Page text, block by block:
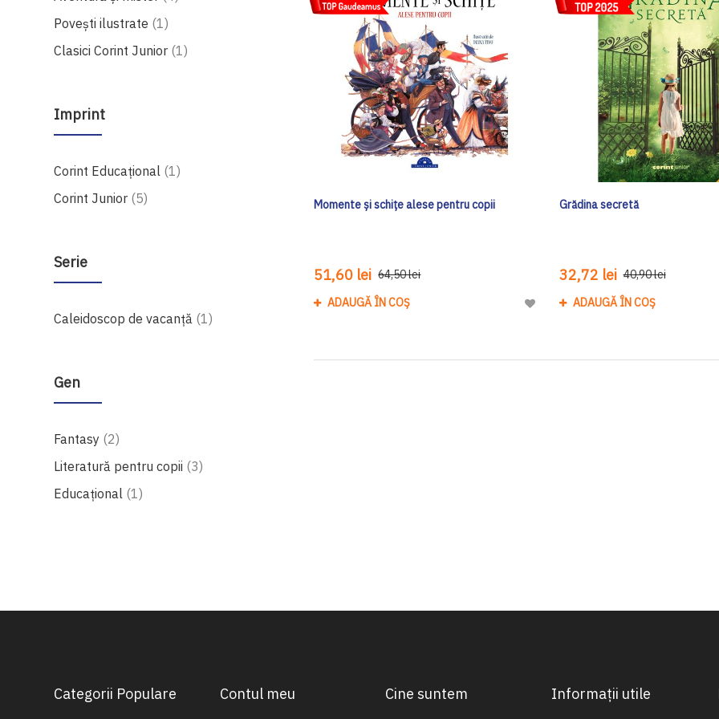
Povești ilustrate 1produs
Clasici Corint Junior 1produs
Imprint
Corint Educaţional 1produs
Corint Junior 5produse
Serie
Caleidoscop de vacanţă 1produs
Gen
Fantasy 2produse
Literatură pentru copii 3produse
Educațional 1produs
Momente și schițe alese pentru copii
51,60 lei 64,50 lei
ADAUGĂ ÎN COȘ
Adaugă
de
Grădina secretă
32,72 lei 40,90 lei
ADAUGĂ ÎN COȘ
Categorii Populare Contul meu Cine suntem Informații utile